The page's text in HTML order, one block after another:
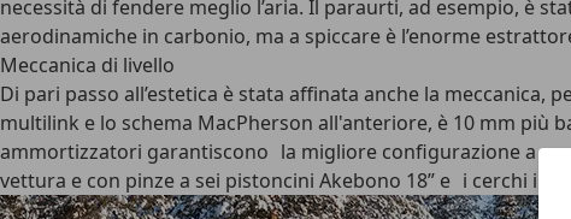
necessità di fendere meglio l’aria. Il paraurti, ad esempio, è
aerodinamiche in carbonio, ma a spiccare è l’enorme
Meccanica di livello
Di pari passo all’estetica è stata affinata anche la
multilink e lo schema MacPherson all'anteriore, è 10 mm più
ammortizzatori garantiscono la migliore configurazione a
vettura e con pinze a sei pistoncini Akebono 18” e i cerchi in